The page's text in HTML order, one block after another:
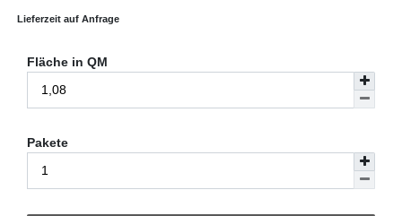
Lieferzeit auf Anfrage
Fläche in QM
Pakete